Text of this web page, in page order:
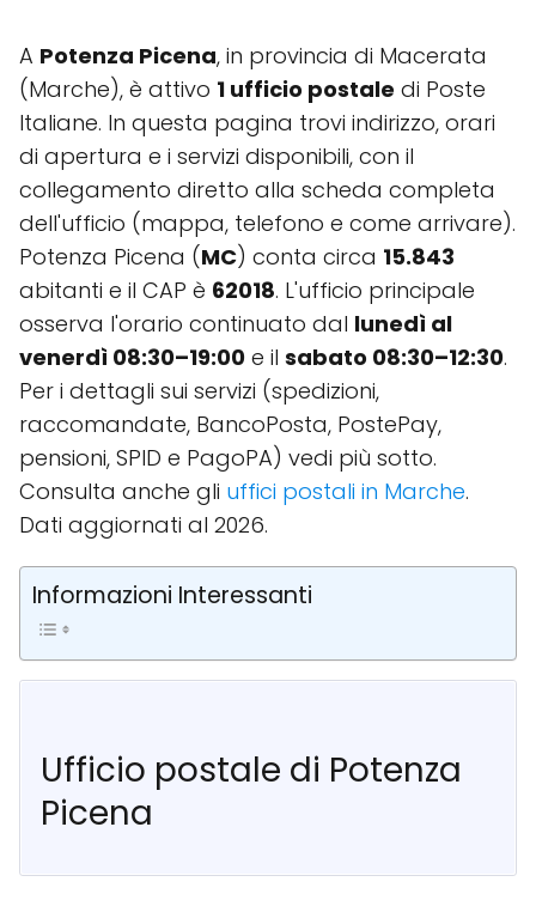
A Potenza Picena, in provincia di Macerata
(Marche), è attivo 1 ufficio postale di Poste
Italiane. In questa pagina trovi indirizzo, orari
di apertura e i servizi disponibili, con il
collegamento diretto alla scheda completa
dell'ufficio (mappa, telefono e come arrivare).
Potenza Picena (MC) conta circa 15.843
abitanti e il CAP è 62018. L'ufficio principale
osserva l'orario continuato dal lunedì al
venerdì 08:30–19:00 e il sabato 08:30–12:30.
Per i dettagli sui servizi (spedizioni,
raccomandate, BancoPosta, PostePay,
pensioni, SPID e PagoPA) vedi più sotto.
Consulta anche gli uffici postali in Marche.
Dati aggiornati al 2026.
Informazioni Interessanti
Ufficio postale di Potenza
Picena